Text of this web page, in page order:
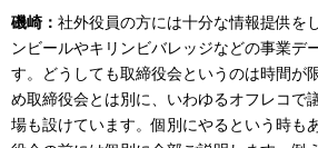
磯崎： 社外役員の方には十分な情報提供を
ンビールやキリンビバレッジなどの事業デ
す。どうしても取締役会というのは時間が
め取締役会とは別に、いわゆるオフレコで
場も設けています。個別にやるという時も